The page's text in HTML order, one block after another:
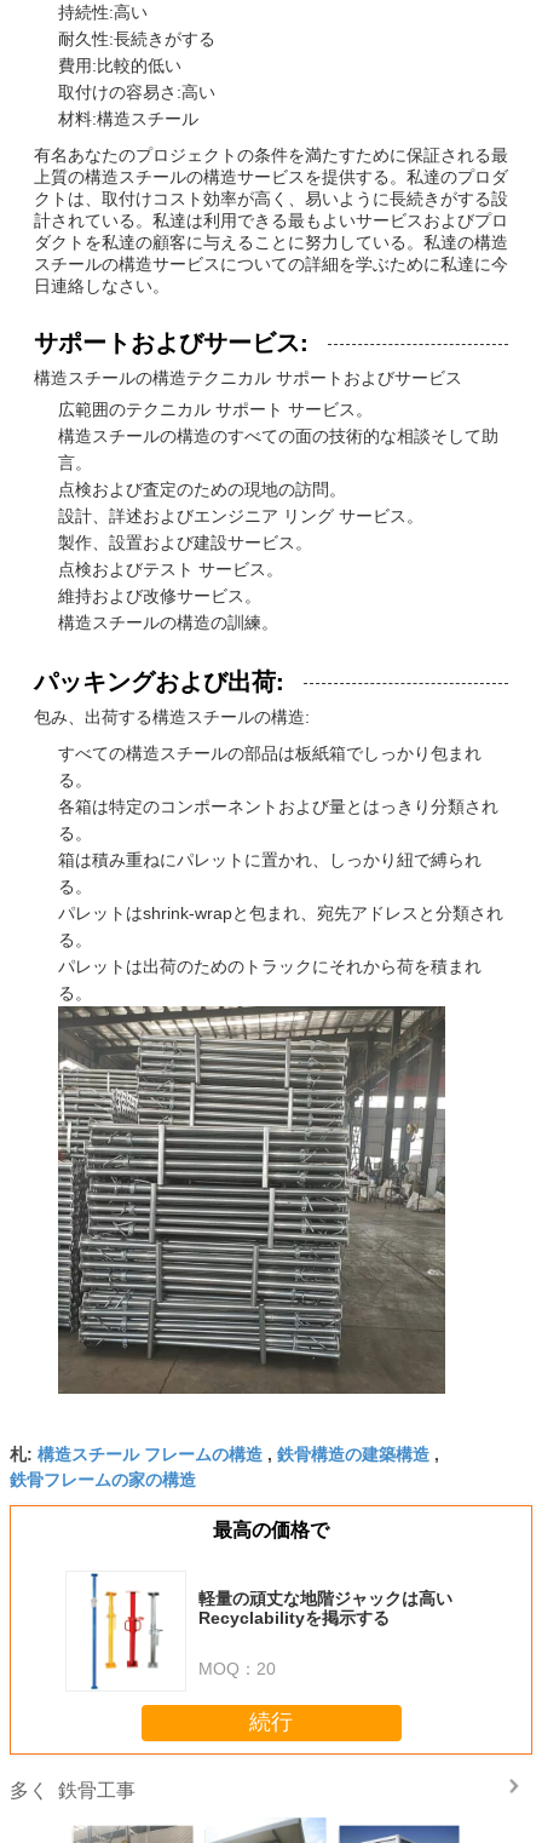
持続性:高い
耐久性:長続きがする
費用:比較的低い
取付けの容易さ:高い
材料:構造スチール
有名あなたのプロジェクトの条件を満たすために保証される最
上質の構造スチールの構造サービスを提供する。私達のプロダ
クトは、取付けコスト効率が高く、易いように長続きがする設
計されている。私達は利用できる最もよいサービスおよびプロ
ダクトを私達の顧客に与えることに努力している。私達の構造
スチールの構造サービスについての詳細を学ぶために私達に今
日連絡しなさい。
サポートおよびサービス:
構造スチールの構造テクニカル サポートおよびサービス
広範囲のテクニカル サポート サービス。
構造スチールの構造のすべての面の技術的な相談そして助
言。
点検および査定のための現地の訪問。
設計、詳述およびエンジニア リング サービス。
製作、設置および建設サービス。
点検およびテスト サービス。
維持および改修サービス。
構造スチールの構造の訓練。
パッキングおよび出荷:
包み、出荷する構造スチールの構造:
すべての構造スチールの部品は板紙箱でしっかり包まれ
る。
各箱は特定のコンポーネントおよび量とはっきり分類され
る。
箱は積み重ねにパレットに置かれ、しっかり紐で縛られ
る。
パレットはshrink-wrapと包まれ、宛先アドレスと分類され
る。
パレットは出荷のためのトラックにそれから荷を積まれ
る。
札: 構造スチール フレームの構造 , 鉄骨構造の建築構造 ,
鉄骨フレームの家の構造
最高の価格で
軽量の頑丈な地階ジャックは高い
Recyclabilityを掲示する
MOQ： 20
続行
多く 鉄骨工事